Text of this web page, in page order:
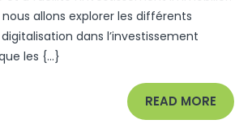
Et
allons explorer les différents
dans l’investissement
les {...}
READ MORE READ
MORE